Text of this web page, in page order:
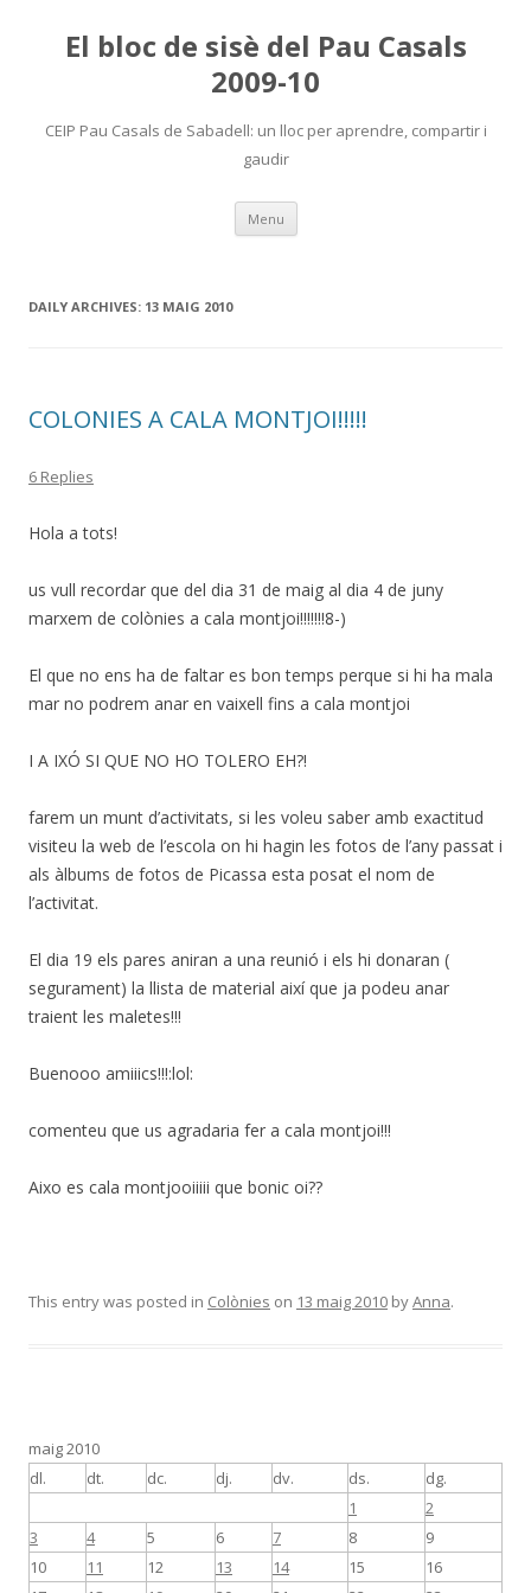
El bloc de sisè del Pau Casals
2009-10
CEIP Pau Casals de Sabadell: un lloc per aprendre, compartir i
gaudir
Menu Skip
content
DAILY ARCHIVES: 13 MAIG 2010
COLONIES A CALA MONTJOI!!!!!
6 Replies
Hola a tots!
us vull recordar que del dia 31 de maig al dia 4 de juny
marxem de colònies a cala montjoi!!!!!!!8-)
El que no ens ha de faltar es bon temps perque si hi ha mala
mar no podrem anar en vaixell fins a cala montjoi
I A IXÓ SI QUE NO HO TOLERO EH?!
farem un munt d’activitats, si les voleu saber amb exactitud
visiteu la web de l’escola on hi hagin les fotos de l’any passat i
als àlbums de fotos de Picassa esta posat el nom de
l’activitat.
El dia 19 els pares aniran a una reunió i els hi donaran (
segurament) la llista de material així que ja podeu anar
traient les maletes!!!
Buenooo amiiics!!!:lol:
comenteu que us agradaria fer a cala montjoi!!!
Aixo es cala montjooiiiii que bonic oi??
This entry was posted in Colònies on 13 maig 2010 byAnna.
maig 2010
dl.
dt. dc. dj. dv. ds. dg.
1
2
3
4 5 6 7 8
9
10
11 12 13 14 15
16